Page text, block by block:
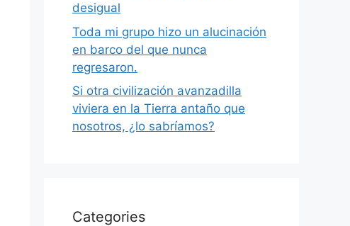
desigual
Toda mi grupo hizo un alucinación
en barco del que nunca
regresaron.
Si otra civilización avanzadilla
viviera en la Tierra antaño que
nosotros, ¿lo sabríamos?
Categories